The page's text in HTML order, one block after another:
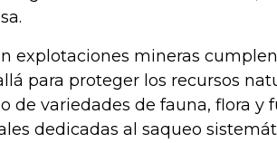
explotaciones mineras
para proteger los recursos
de variedades de fauna, flora y
dedicadas al saqueo